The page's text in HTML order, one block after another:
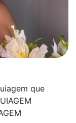
que